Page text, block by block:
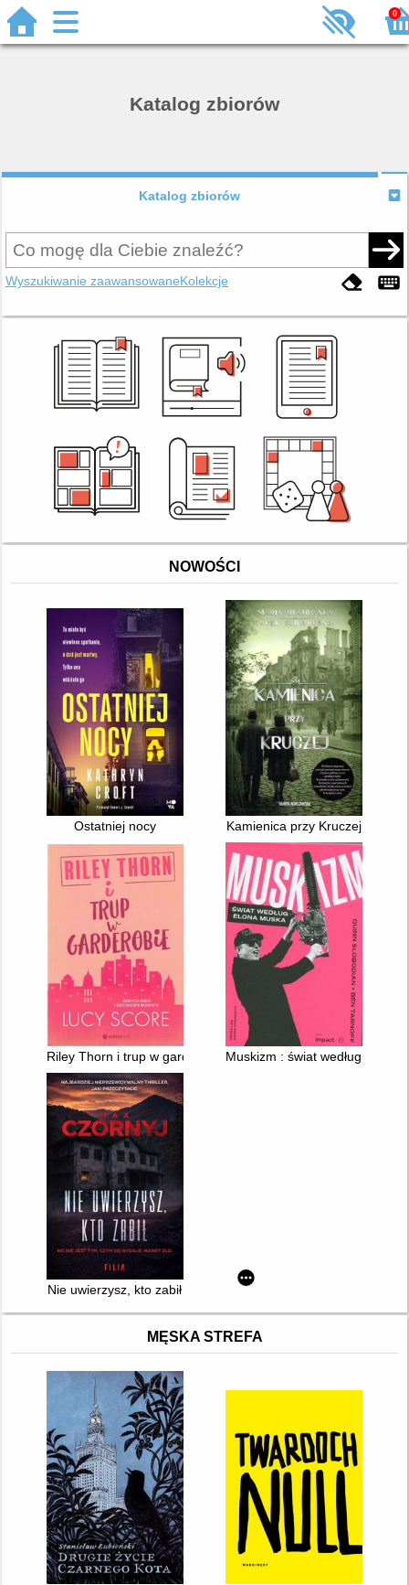
0
Katalog zbiorów
Katalog zbiorów
Wyszukiwanie zaawansowaneKolekcje
NOWOŚCI
Ostatniej nocy Kamienica przy Kruczej
Riley Thorn i trup w garderobie Muskizm : świat według Elona
Nie uwierzysz, kto zabił
MĘSKA STREFA